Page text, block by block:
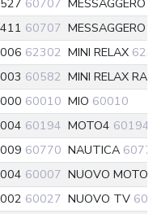
60707 MESSAGGERO
60707 MESSAGGERO
62302 MINI RELAX
60582 MINI RELAX
60010 MIO 60010
60194 MOTO4 60194
60770 NAUTICA
60007 NUOVO
60027 NUOVO TV